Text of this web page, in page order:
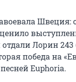
Швеция:
Лорин
победа на
Euphoria.